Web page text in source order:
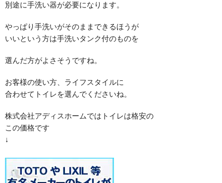
別途に手洗い器が必要になります。
やっぱり手洗いがそのままできるほうが
いいという方は手洗いタンク付のものを
選んだ方がよさそうですね。
お客様の使い方、ライフスタイルに
合わせてトイレを選んでくださいね。
株式会社アディスホームではトイレは格安の
この価格です
↓